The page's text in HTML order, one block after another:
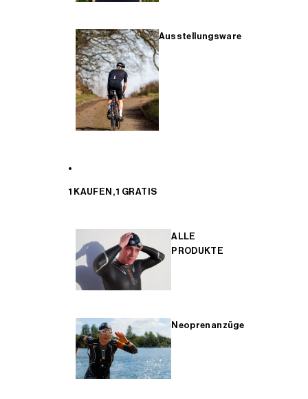
Ausstellungsware
1 KAUFEN, 1 GRATIS
ALLE
PRODUKTE
Neoprenanzüge